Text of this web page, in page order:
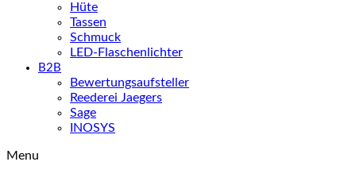
Hüte
Tassen
Schmuck
LED-Flaschenlichter
B2B
Bewertungsaufsteller
Reederei Jaegers
Sage
INOSYS
Menu